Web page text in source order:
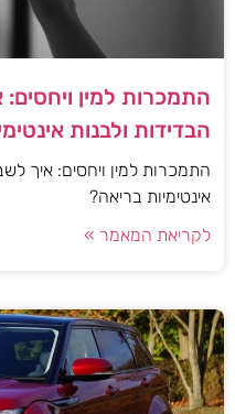
התמכרות למין
הבדידות ולבנות
התמכרות למין ויחסים: איך
אינטימיות בריאה?
לקריאת המאמר »